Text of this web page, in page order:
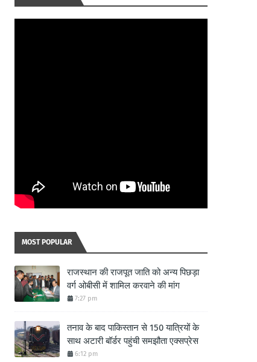
MOST POPULAR
राजस्थान की राजपूत जाति को अन्य पिछड़ा
वर्ग ओबीसी में शामिल करवाने की मांग
7:27 pm
तनाव के बाद पाकिस्तान से 150 यात्रियों के
साथ अटारी बॉर्डर पहुंची समझौता एक्सप्रेस
6:12 pm